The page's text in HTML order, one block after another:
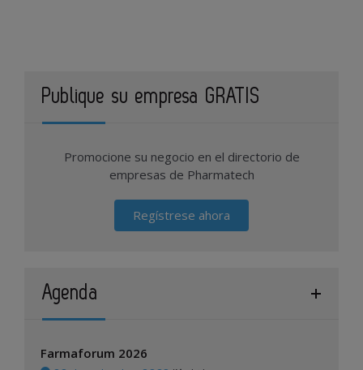
Publique su empresa GRATIS
Promocione su negocio en el directorio de
empresas de Pharmatech
Regístrese ahora
Agenda
Farmaforum 2026